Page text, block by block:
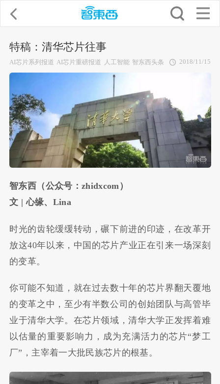
特稿：清华芯片往事
AI芯片系列报道 AI芯片重磅报道 人工智能 智东西头条 2018/11/15
智东西（公众号：zhidxcom）
文 | 心缘、Lina
时光的齿轮缓缓转动，碾下前进的印迹，在改革开
放这40年以来，中国的芯片产业正在引来一场深刻
的变革。
你可能不知道，就在过去数十年的芯片界翻天覆地
的变革之中，至少有半数公司的创始团队与高管毕
业于清华大学。在芯片领域，清华大学正发挥着难
以估量的重要影响力，成为充满活力的芯片“梦工
厂”，主宰着一大批民族芯片的根基。